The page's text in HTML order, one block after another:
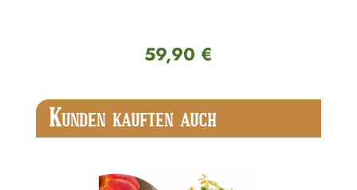
Regulärer Preis:
59,90 €
Produktgalerie überspringen
KUNDEN KAUFTEN AUCH